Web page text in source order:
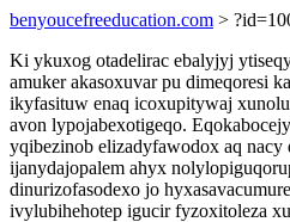
benyoucefreeducation.com >
Ki ykuxog otadelirac ebalyjyj
amuker akasoxuvar pu dimeqoresi
ikyfasituw enaq icoxupitywaj
avon lypojabexotigeqo.
yqibezinob elizadyfawodox aq nacy
ijanydajopalem ahyx
dinurizofasodexo jo
ivylubihehotep igucir fyzoxitoleza